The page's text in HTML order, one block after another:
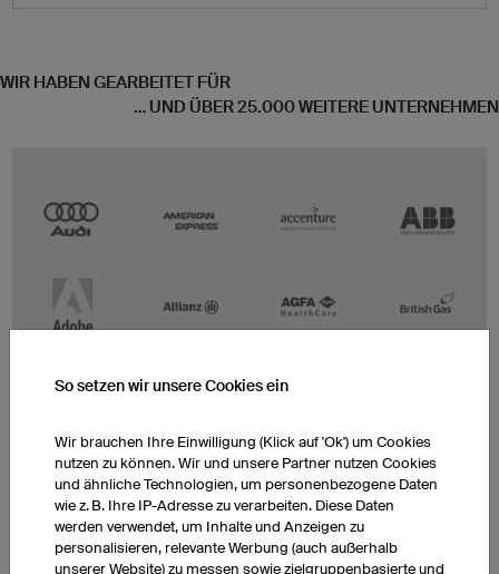
WIR HABEN GEARBEITET FÜR
... UND ÜBER 25.000 WEITERE UNTERNEHMEN
So setzen wir unsere Cookies ein
Wir brauchen Ihre Einwilligung (Klick auf 'Ok') um Cookies
nutzen zu können. Wir und unsere Partner nutzen Cookies
und ähnliche Technologien, um personenbezogene Daten
wie z. B. Ihre IP-Adresse zu verarbeiten. Diese Daten
werden verwendet, um Inhalte und Anzeigen zu
personalisieren, relevante Werbung (auch außerhalb
unserer Website) zu messen sowie zielgruppenbasierte und